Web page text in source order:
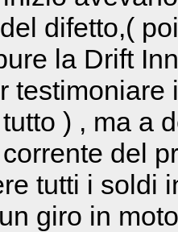
difetto,(
la Drift
) , ma a
del
tutti i soldi
giro in